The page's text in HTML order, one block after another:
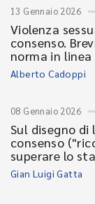
13 Gennaio 2026
Violenza
consenso.
norma in
Alberto Cadoppi
08 Gennaio 2026
Sul disegno di
consenso
superare lo
Gian Luigi Gatta